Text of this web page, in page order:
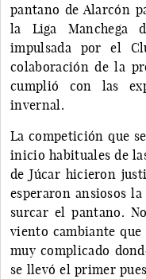
pantano de Alarcón
la Liga Manchega
impulsada por el
colaboración de la
cumplió con las
invernal.
La competición que
inicio habituales de
de Júcar hicieron
esperaron ansiosos
surcar el pantano.
viento cambiante
muy complicado
se llevó el primer